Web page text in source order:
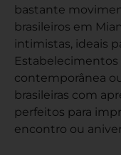
bastante
brasileiros em
intimistas, ideais
Estabelecimentos
contemporânea
brasileiras com
perfeitos para
encontro ou